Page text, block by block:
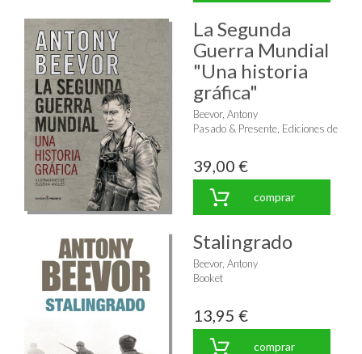
La Segunda
Guerra Mundial
"Una historia
gráfica"
Beevor, Antony
Pasado & Presente, Ediciones de
39,00 €
comprar
Stalingrado
Beevor, Antony
Booket
13,95 €
comprar